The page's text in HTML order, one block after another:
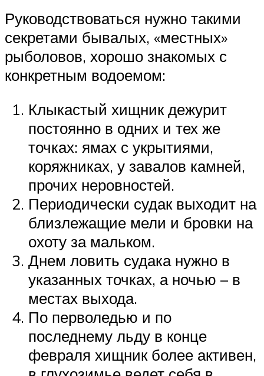
Руководствоваться нужно такими
секретами бывалых, «местных»
рыболовов, хорошо знакомых с
конкретным водоемом:
Клыкастый хищник дежурит
постоянно в одних и тех же
точках: ямах с укрытиями,
коряжниках, у завалов камней,
прочих неровностей.
Периодически судак выходит на
близлежащие мели и бровки на
охоту за мальком.
Днем ловить судака нужно в
указанных точках, а ночью – в
местах выхода.
По перволедью и по
последнему льду в конце
февраля хищник более активен,